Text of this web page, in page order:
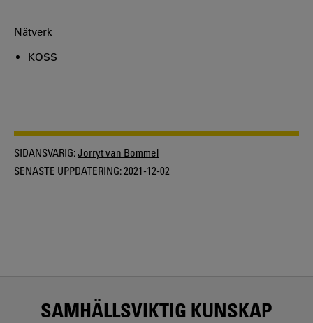
Nätverk
KOSS
SIDANSVARIG:Jorryt van Bommel
SENASTE UPPDATERING:2021-12-02
SAMHÄLLSVIKTIG KUNSKAP